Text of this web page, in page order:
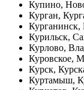
Купино,
Курган,
Курганинск,
Курильск,
Курлово,
Куровское,
Курск,
Куртамыш,